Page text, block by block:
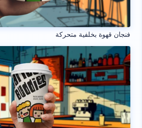
فنجان قهوة بخلفية متحركة